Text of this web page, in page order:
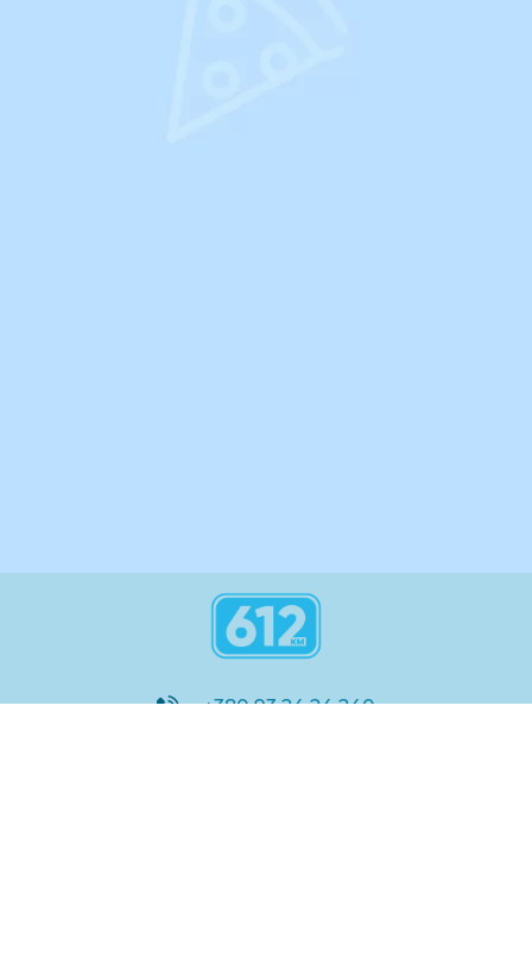
+380 93 24 24 240